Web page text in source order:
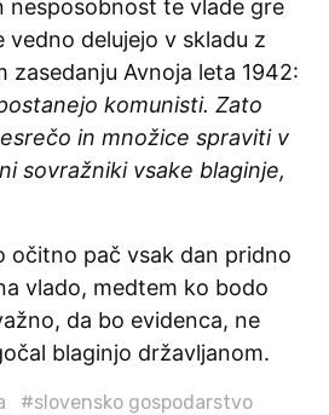
nesposobnost te vlade gre
vedno delujejo v skladu z
zasedanju Avnoja leta 1942:
komunisti. Zato
in množice spraviti v
sovražniki vsake blaginje,
očitno pač vsak dan pridno
vlado, medtem ko bodo
da bo evidenca, ne
blaginjo državljanom.
#slovensko gospodarstvo